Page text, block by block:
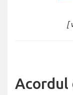
[
Acordul